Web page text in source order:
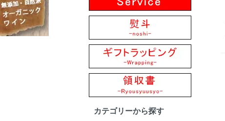
カテゴリーから探す